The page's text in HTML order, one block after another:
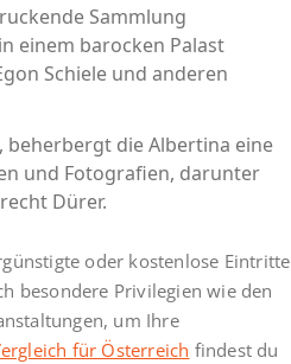
Sammlung
einem barocken Palast
Schiele und anderen
beherbergt die Albertina eine
und Fotografien, darunter
Dürer.
oder kostenlose Eintritte
besondere Privilegien wie den
um Ihre
für Österreich findest du